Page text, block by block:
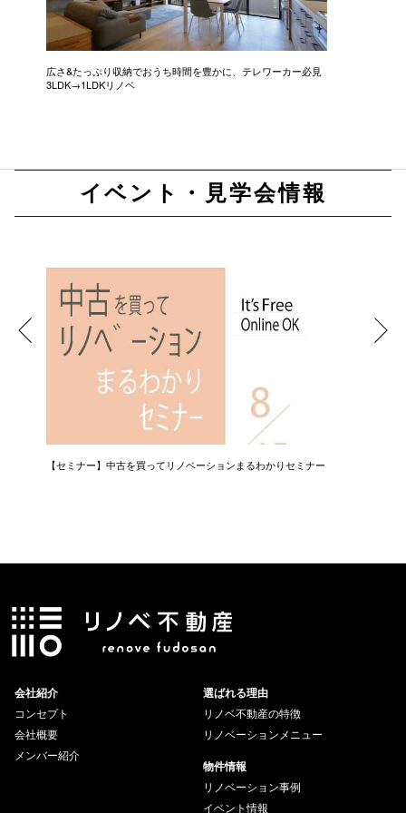
広さ&たっぷり収納でおうち時間を豊かに、テレワーカー必見
3LDK→1LDKリノベ
イベント・見学会情報
【セミナー】中古を買ってリノベーションまるわかりセミナー
会社紹介
コンセプト
会社概要
メンバー紹介
選ばれる理由
リノベ不動産の特徴
リノベーションメニュー
物件情報
リノベーション事例
イベント情報